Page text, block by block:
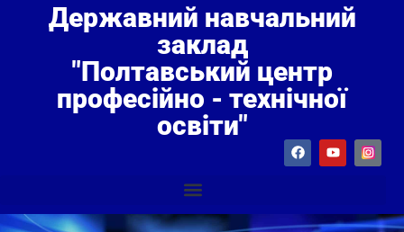
Державний навчальний
заклад
"Полтавський центр
професійно - технічної
освіти"